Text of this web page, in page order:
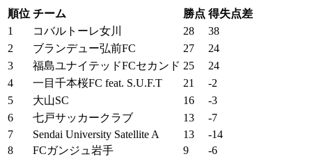
順位 チーム 勝点 得失点差
1
コバルトーレ女川 28
38
2
ブランデュー弘前FC 27
24
3
福島ユナイテッドFCセカンド 25
24
4
一目千本桜FC feat. S.U.F.T 21
-2
5
大山SC 16
-3
6
七戸サッカークラブ 13
-7
7
Sendai University Satellite A 13
-14
8
FCガンジュ岩手 9
-6